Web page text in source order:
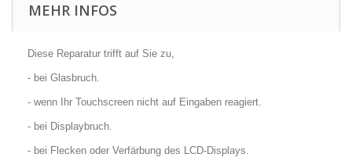
MEHR INFOS
Diese Reparatur trifft auf Sie zu,
- bei Glasbruch.
- wenn Ihr Touchscreen nicht auf Eingaben reagiert.
- bei Displaybruch.
- bei Flecken oder Verfärbung des LCD-Displays.